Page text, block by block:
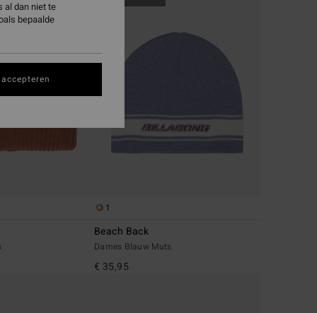
1
Beach Back
Dames Blauw Muts
€ 35,95
al dan niet te
bepaalde